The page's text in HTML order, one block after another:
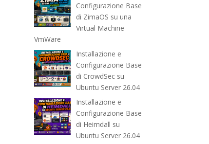
Configurazione Base
di ZimaOS su una
Virtual Machine
VmWare
Installazione e
Configurazione Base
di CrowdSec su
Ubuntu Server 26.04
Installazione e
Configurazione Base
di Heimdall su
Ubuntu Server 26.04